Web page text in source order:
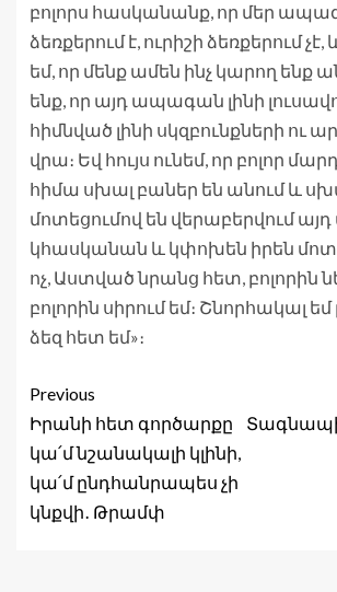
բոլորս հասկանանք, որ մեր
ձեռքերում է, ուրիշի ձեռքերում
եմ, որ մենք ամեն ինչ կարող ենք
ենք, որ այդ ապագան լինի
հիմնված լինի սկզբունքների ու
վրա։ Եվ հույս ունեմ, որ բոլոր
հիմա սխալ բաներ են անում և
մոտեցումով են վերաբերվում
կհասկանան և կփոխեն իրեն
ոչ, Աստված նրանց հետ, բոլորին
բոլորին սիրում եմ։ Շնորհակալ եմ
ձեզ հետ եմ»։
Previous
Իրանի հետ գործարքը
կա՛մ նշանակալի կլինի,
կա՛մ ընդհանրապես չի
կնքվի․ Թրամփ